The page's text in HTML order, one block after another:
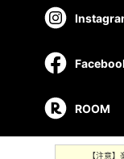
ROOM
【注意